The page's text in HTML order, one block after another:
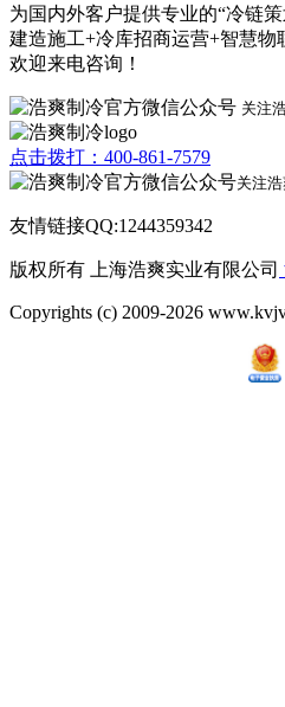
为国内外客户提供专业的“冷链
建造施工+冷库招商运营+智慧物
欢迎来电咨询！
关注
点击拨打：400-861-7579
关注
友情链接QQ:1244359342
版权所有 上海浩爽实业有限公司
Copyrights (c) 2009-2026